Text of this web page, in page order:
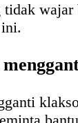
tidak